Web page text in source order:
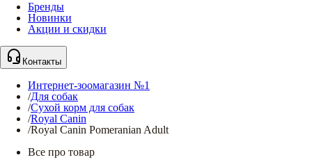
Бренды
Новинки
Акции и скидки
Контакты
Интернет-зоомагазин №1
/Для собак
/Сухой корм для собак
/Royal Canin
/Royal Canin Pomeranian Adult
Все про товар